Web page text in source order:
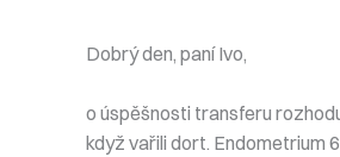
Dobrý den, paní Ivo,
o úspěšnosti transferu
když vařili dort. Endometrium